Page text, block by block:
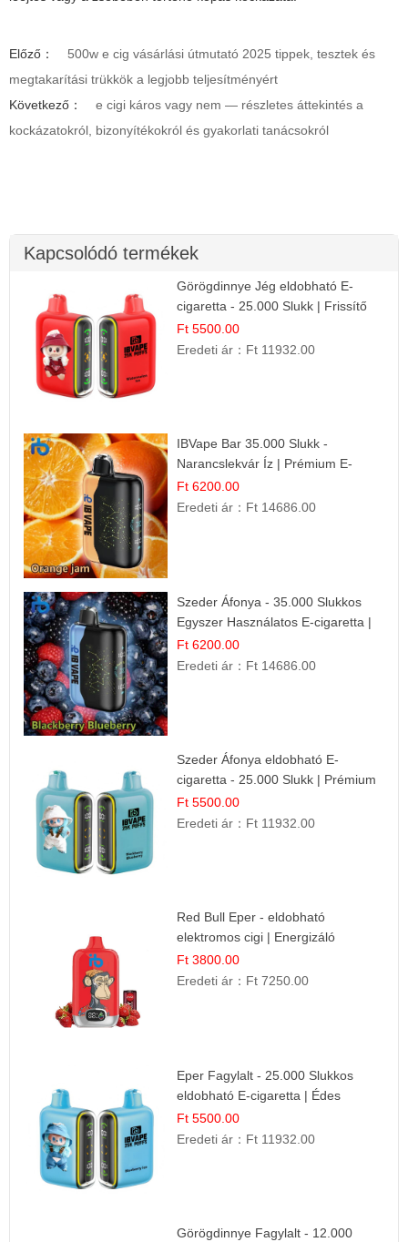
Előző：
500w e cig vásárlási útmutató 2025 tippek, tesztek és
megtakarítási trükkök a legjobb teljesítményért
Következő：
e cigi káros vagy nem — részletes áttekintés a
kockázatokról, bizonyítékokról és gyakorlati tanácsokról
Kapcsolódó termékek
Görögdinnye Jég eldobható E-
cigaretta - 25.000 Slukk | Frissítő
Nyári Íz
Ft 5500.00
Eredeti ár： Ft 11932.00
IBVape Bar 35.000 Slukk -
Narancslekvár Íz | Prémium E-
cigaretta
Ft 6200.00
Eredeti ár： Ft 14686.00
Szeder Áfonya - 35.000 Slukkos
Egyszer Használatos E-cigaretta |
Prémium Ízélmény
Ft 6200.00
Eredeti ár： Ft 14686.00
Szeder Áfonya eldobható E-
cigaretta - 25.000 Slukk | Prémium
Gyümölcs Íz
Ft 5500.00
Eredeti ár： Ft 11932.00
Red Bull Eper - eldobható
elektromos cigi | Energizáló
Gyümölcs Íz
Ft 3800.00
Eredeti ár： Ft 7250.00
Eper Fagylalt - 25.000 Slukkos
eldobható E-cigaretta | Édes
Desszert Íz
Ft 5500.00
Eredeti ár： Ft 11932.00
Görögdinnye Fagylalt - 12.000